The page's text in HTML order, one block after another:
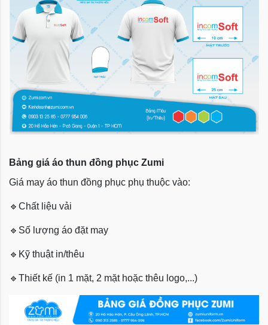
Bảng giá áo thun đồng phục Zumi
Giá may áo thun đồng phục phụ thuộc vào:
🔹 Chất liệu vải
🔹 Số lượng áo đặt may
🔹 Kỹ thuật in/thêu
🔹 Thiết kế (in 1 mặt, 2 mặt hoặc thêu logo,...)